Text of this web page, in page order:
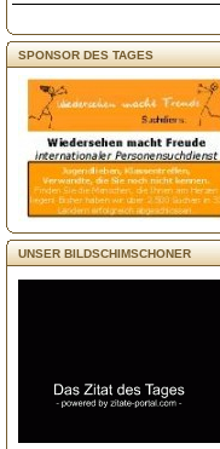
SPONSOR DES TAGES
UNSER BILDSCHIMSCHONER